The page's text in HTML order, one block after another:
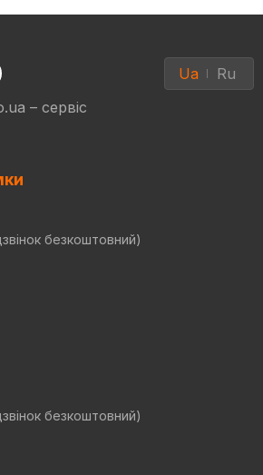
– сервіс
Ua Ru
безкоштовний)
безкоштовний)